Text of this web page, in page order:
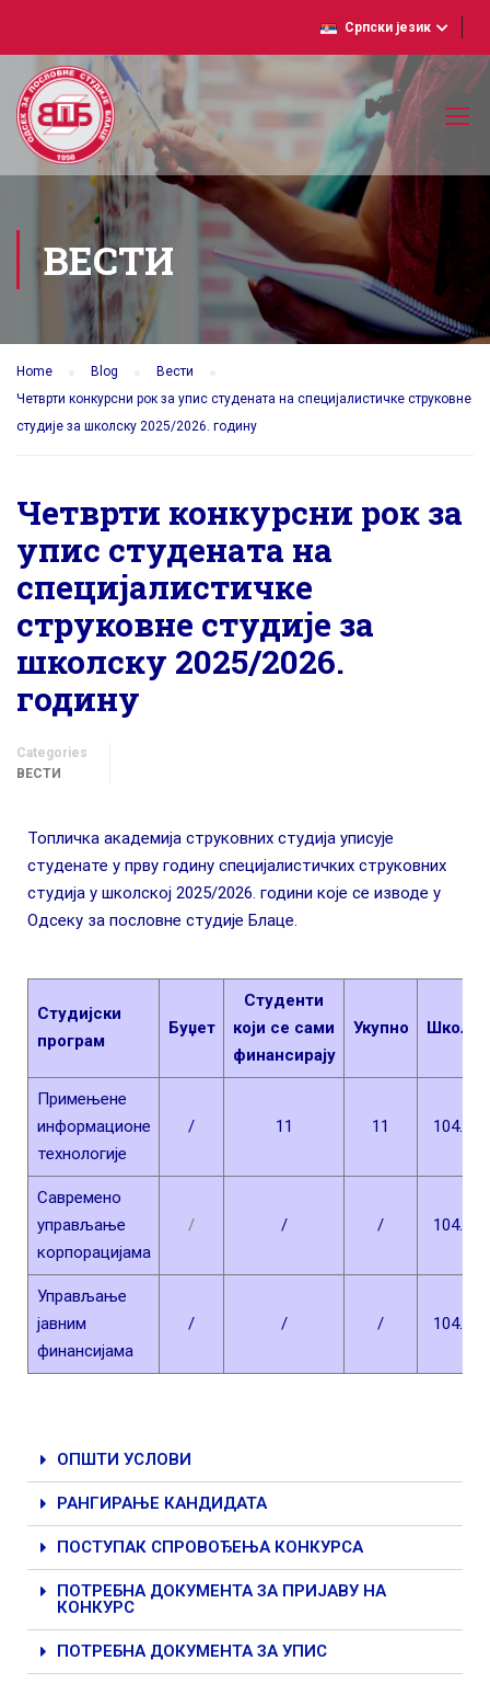
Српски језик
ВЕСТИ
Home Blog
Вести
Четврти конкурсни рок за упис студената на специјалистичке струковне
студије за школску 2025/2026. годину
Четврти конкурсни рок за
упис студената на
специјалистичке
струковне студије за
школску 2025/2026.
годину
Categories
ВЕСТИ
Топличка академија струковних студија уписује
студенате у прву годину специјалистичких струковних
студија у школској 2025/2026. години које се изводе у
Одсеку за пословне студије Блаце.
Студијски
програм
Буџет
Студенти
који се сами
финансирају
Укупно
Примењене
информационе
технологије
/ 11 11
Савремено
управљање
корпорацијама
/ / /
Управљање
јавним
финансијама
/ / /
ОПШТИ УСЛОВИ
РАНГИРАЊЕ КАНДИДАТА
ПОСТУПАК СПРОВОЂЕЊА КОНКУРСА
ПОТРЕБНА ДОКУМЕНТА ЗА ПРИЈАВУ НА
КОНКУРС
ПОТРЕБНА ДОКУМЕНТА ЗА УПИС